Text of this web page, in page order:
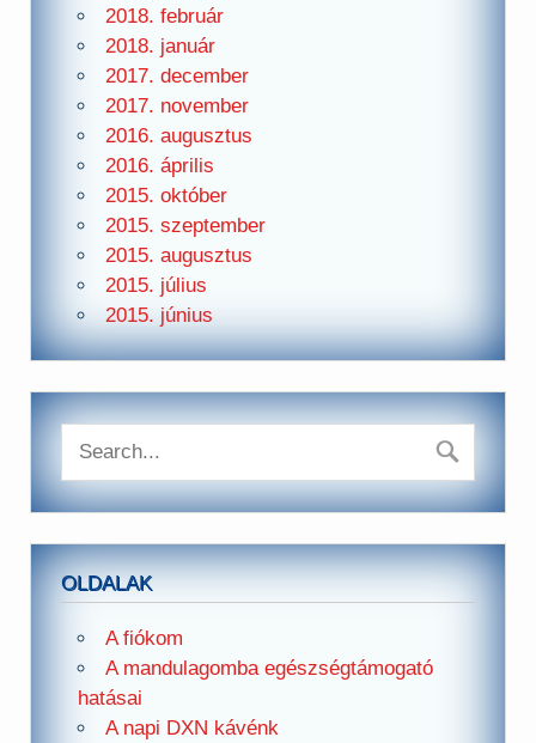
2018. február
2018. január
2017. december
2017. november
2016. augusztus
2016. április
2015. október
2015. szeptember
2015. augusztus
2015. július
2015. június
OLDALAK
A fiókom
A mandulagomba egészségtámogató
hatásai
A napi DXN kávénk